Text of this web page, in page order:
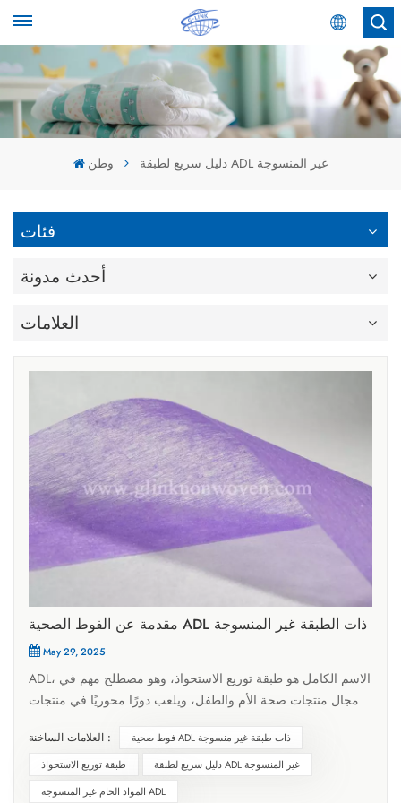
عربي
English
وطن دليل سريع لطبقة ADL غير المنسوجة
فئات
أحدث مدونة
العلامات
مقدمة عن الفوط الصحية ADL ذات الطبقة غير المنسوجة
May 29, 2025
ADL، الاسم الكامل هو طبقة توزيع الاستحواذ، وهو مصطلح مهم في
مجال منتجات صحة الأم والطفل، ويلعب دورًا محوريًا في منتجات
التوزيع والانتشار، بهدف تحسين أداء المنتج وراحة المستخدم.كنوع
خاص من القماش غير المنسوج، مادة خام غير منسوجة ADL يقع
بين سطح المنتجات الصحية والطبقة الماصة. يُمكّن وجوده السائل
العلامات الساخنة :
فوط صحية ADL ذات طبقة غير منسوجة
طبقة توزيع الاستحواذ
دليل سريع لطبقة ADL غير المنسوجة
المواد الخام غير المنسوجة ADL